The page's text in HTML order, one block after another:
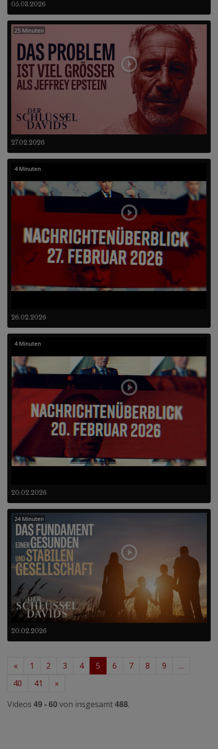
05.03.2026
27.02.2026
25 Minuten
26.02.2026
4 Minuten
20.02.2026
4 Minuten
20.02.2026
24 Minuten
« 1 2 3 4 5 6 7 8 9
…
40
41
»
Videos 49 - 60 von insgesamt488.